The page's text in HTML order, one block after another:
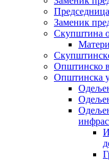
Заменик
Скупштина
Општинско
Општинска